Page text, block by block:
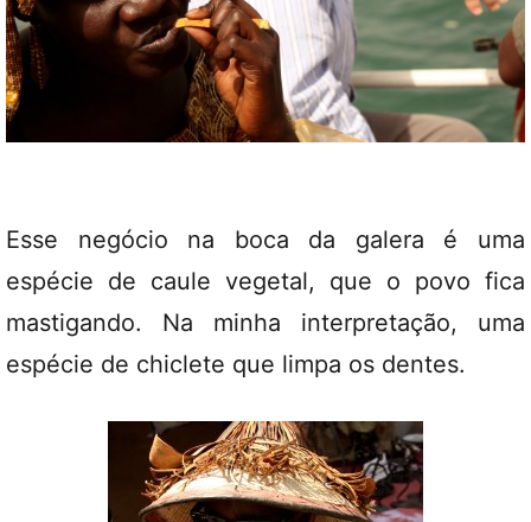
Esse negócio na boca da galera é uma
espécie de caule vegetal, que o povo fica
mastigando. Na minha interpretação, uma
espécie de chiclete que limpa os dentes.